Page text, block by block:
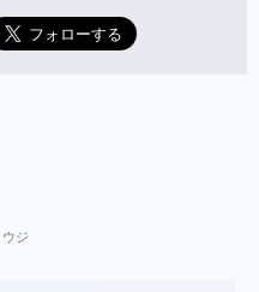
ジ